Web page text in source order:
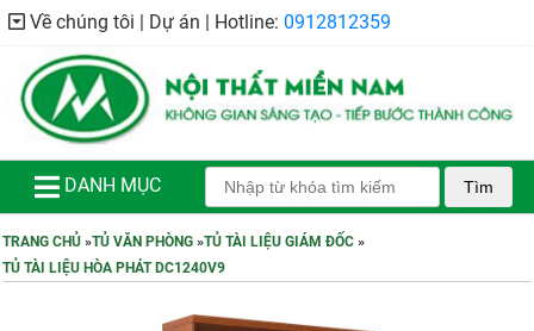
Về chúng tôi | Dự án | Hotline: 0912812359
DANH MỤC Tìm
TRANG CHỦ »TỦ VĂN PHÒNG »TỦ TÀI LIỆU GIÁM ĐỐC »
TỦ TÀI LIỆU HÒA PHÁT DC1240V9